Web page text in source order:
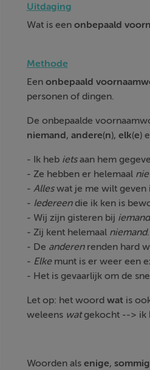
Uitdaging
Wat is een onbepaald
Methode
Een onbepaald
personen of dingen.
De onbepaalde
niemand, andere(n), elk(e)
- Ik heb ietsaan hem
- Ze hebben er helemaal
- Alleswat je me wilt geven
- Iedereendie ik ken is
- Wij zijn gisteren bij iemand
- Zij kent helemaal niemand.
- De anderenrenden hard
- Elkemunt is er weer een
- Het is gevaarlijk om de
Let op: het woord watis
weleens watgekocht --> ik
Woorden als enige,